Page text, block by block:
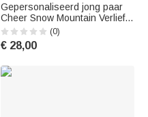
Gepersonaliseerd jong paar
Cheer Snow Mountain Verliefd
Vele Jaren T-shirt Verjaardag
Basic Unisex T-Shirt
(0)
€ 28,00